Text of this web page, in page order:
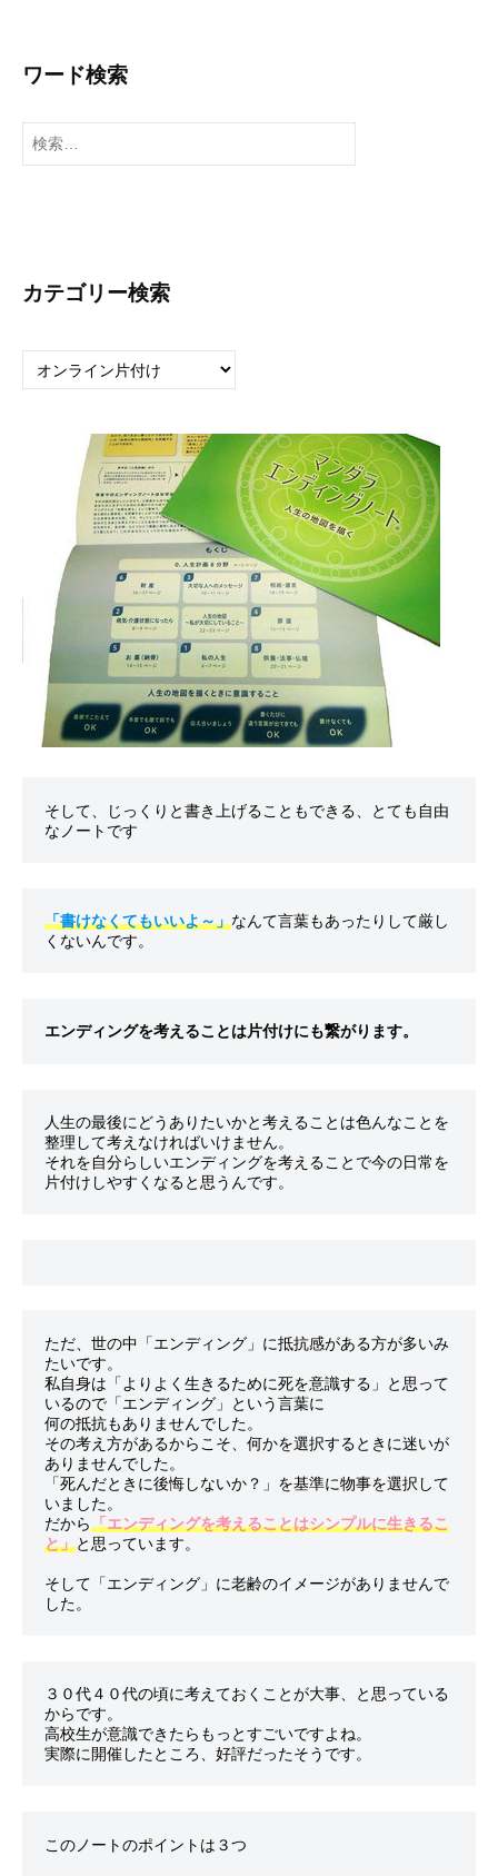
ワード検索
検
索
カテゴリー検索
カ
そして、じっくりと書き上げることもできる、とても自由
「書けなくてもいいよ～」なんて言葉もあったりして厳し
エンディングを考えることは片付けにも繋がります。
人生の最後にどうありたいかと考えることは色んなことを
整理して考えなければいけません。
それを自分らしいエンディングを考えることで今の日常を
ただ、世の中「エンディング」に抵抗感がある方が多いみ
たいです。
私自身は「よりよく生きるために死を意識する」と思って
いるので「エンディング」という言葉に
何の抵抗もありませんでした。
その考え方があるからこそ、何かを選択するときに迷いが
ありませんでした。
「死んだときに後悔しないか？」を基準に物事を選択して
いました。
だから「エンディングを考えることはシンプルに生きるこ
と」と思っています。
そして「エンディング」に老齢のイメージがありませんで
３０代４０代の頃に考えておくことが大事、と思っている
からです。
高校生が意識できたらもっとすごいですよね。